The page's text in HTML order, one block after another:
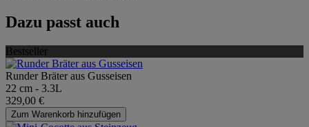
Dazu passt auch
Bestseller
Runder Bräter aus Gusseisen
22 cm - 3.3L
329,00 €
Zum Warenkorb hinzufügen